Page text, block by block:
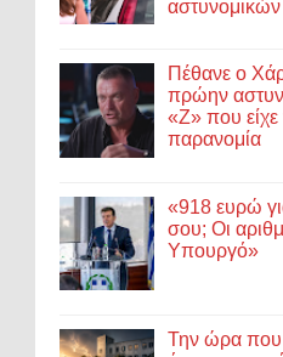
Πέθανε ο
πρώην
«Ζ» που
παρανομία
«918 ευρώ
σου; Οι
Υπουργό»
Την ώρα που